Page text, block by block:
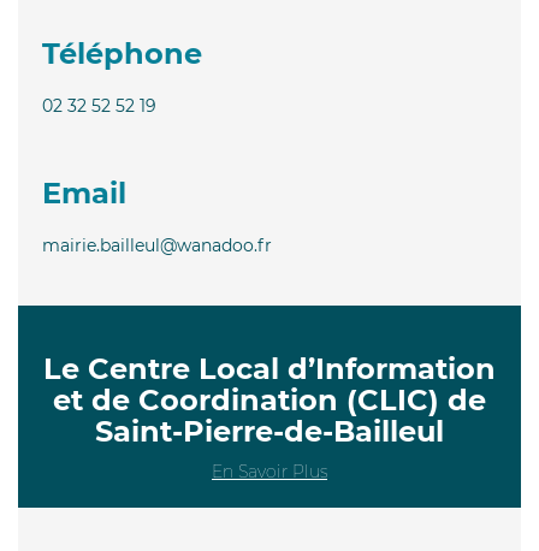
Téléphone
02 32 52 52 19
Email
mairie.bailleul@wanadoo.fr
Le Centre Local d’Information
et de Coordination (CLIC) de
Saint-Pierre-de-Bailleul
En Savoir Plus